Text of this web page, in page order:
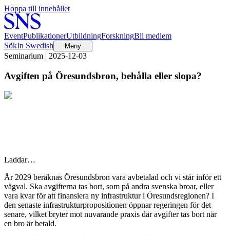
Hoppa till innehållet
EventPublikationerUtbildningForskningBli medlem
SökIn Swedish Meny
Seminarium | 2025-12-03
Avgiften på Öresundsbron, behålla eller slopa?
Laddar…
År 2029 beräknas Öresundsbron vara avbetalad och vi står inför ett
vägval. Ska avgifterna tas bort, som på andra svenska broar, eller
vara kvar för att finansiera ny infrastruktur i Öresundsregionen? I
den senaste infrastrukturpropositionen öppnar regeringen för det
senare, vilket bryter mot nuvarande praxis där avgifter tas bort när
en bro är betald.